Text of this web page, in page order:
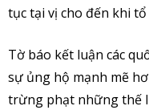
tục tại vị cho đến khi
Tờ báo kết luận các
sự ủng hộ mạnh mẽ
trừng phạt những thế